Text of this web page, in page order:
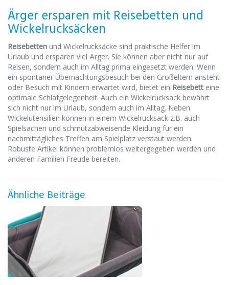
Ärger ersparen mit Reisebetten und
Wickelrucksäcken
Reisebetten und Wickelrucksäcke sind praktische Helfer im
Urlaub und ersparen viel Ärger. Sie können aber nicht nur auf
Reisen, sondern auch im Alltag prima eingesetzt werden. Wenn
ein spontaner Übernachtungsbesuch bei den Großeltern ansteht
oder Besuch mit Kindern erwartet wird, bietet ein Reisebett eine
optimale Schlafgelegenheit. Auch ein Wickelrucksack bewährt
sich nicht nur im Urlaub, sondern auch im Alltag. Neben
Wickelutensilien können in einem Wickelrucksack z.B. auch
Spielsachen und schmutzabweisende Kleidung für ein
nachmittägliches Treffen am Spielplatz verstaut werden.
Robuste Artikel können problemlos weitergegeben werden und
anderen Familien Freude bereiten.
Ähnliche Beiträge